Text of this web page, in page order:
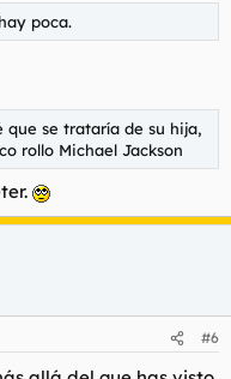
poca.
que se trataría de su hija,
rollo Michael Jackson
#6